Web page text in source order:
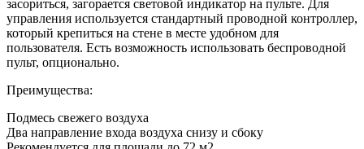
засориться, загорается световой индикатор на пульте. Для
управления используется стандартный проводной контроллер,
который крепиться на стене в месте удобном для
пользователя. Есть возможность использовать беспроводной
пульт, опционально.
Преимущества:
Подмесь свежего воздуха
Два направление входа воздуха снизу и сбоку